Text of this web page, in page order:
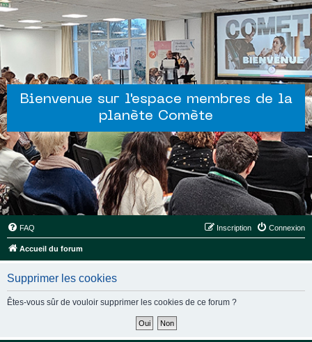
Bienvenue sur l'espace membres de la
planète Comète
FAQ Connexion
Inscription
Accueil du forum
Supprimer les cookies
Êtes-vous sûr de vouloir supprimer les cookies de ce forum ?